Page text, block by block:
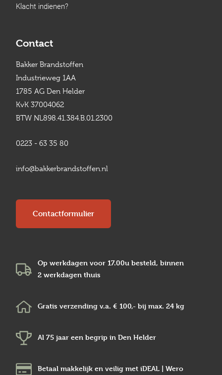
Klacht indienen?
Contact
Bakker Brandstoffen
Industrieweg 1AA
1785 AG Den Helder
KvK 37004062
BTW NL898.41.384.B.01.2300
0223 - 63 35 80
info@bakkerbrandstoffen.nl
Contactformulier
Op werkdagen voor 17.00u besteld, binnen
2 werkdagen thuis
Gratis verzending v.a. € 100,- bij max. 24 kg
Al 75 jaar een begrip in Den Helder
Betaal makkelijk en veilig met iDEAL | Wero